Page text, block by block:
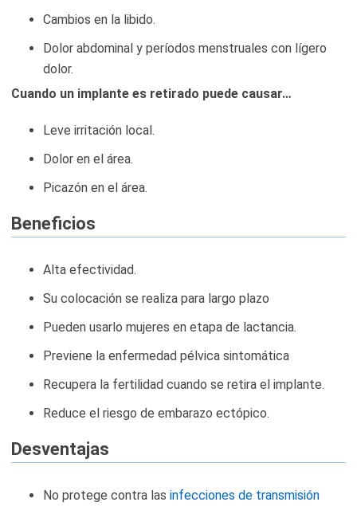
Cambios en la libido.
Dolor abdominal y períodos menstruales con lígero
dolor.
Cuando un implante es retirado puede causar…
Leve irritación local.
Dolor en el área.
Picazón en el área.
Beneficios
Alta efectividad.
Su colocación se realiza para largo plazo
Pueden usarlo mujeres en etapa de lactancia.
Previene la enfermedad pélvica sintomática
Recupera la fertilidad cuando se retira el implante.
Reduce el riesgo de embarazo ectópico.
Desventajas
No protege contra las infecciones de transmisión